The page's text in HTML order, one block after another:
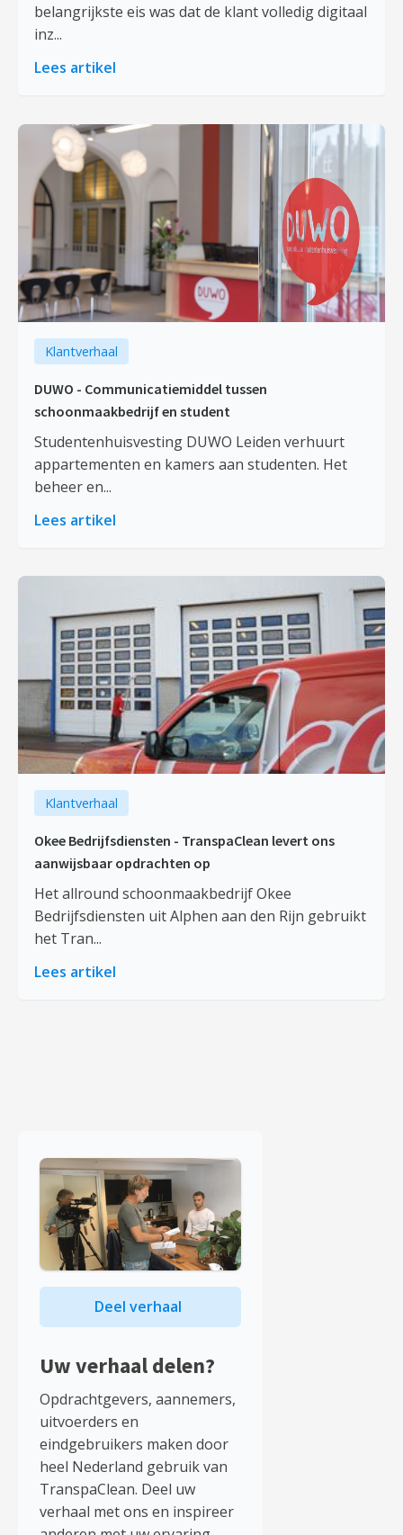
belangrijkste eis was dat de klant volledig digitaal
inz...
Lees artikel
Klantverhaal
DUWO - Communicatiemiddel tussen
schoonmaakbedrijf en student
Studentenhuisvesting DUWO Leiden verhuurt
appartementen en kamers aan studenten. Het
beheer en...
Lees artikel
Klantverhaal
Okee Bedrijfsdiensten - TranspaClean levert ons
aanwijsbaar opdrachten op
Het allround schoonmaakbedrijf Okee
Bedrijfsdiensten uit Alphen aan den Rijn gebruikt
het Tran...
Lees artikel
Deel verhaal
Uw verhaal delen?
Opdrachtgevers, aannemers,
uitvoerders en
eindgebruikers maken door
heel Nederland gebruik van
TranspaClean. Deel uw
verhaal met ons en inspireer